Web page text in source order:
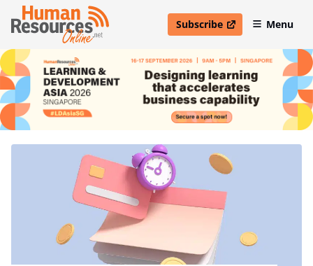
Subscribe
open in new windowMenu